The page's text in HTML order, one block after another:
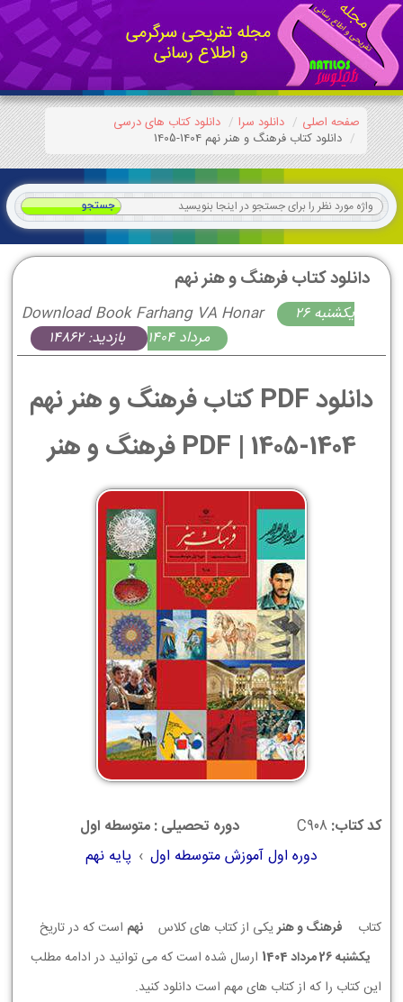
صفحه اصلی دانلود سرا
دانلود کتاب های درسی
دانلود کتاب فرهنگ و هنر نهم 1404-1405
دانلود کتاب فرهنگ و هنر نهم
Download Book Farhang VA Honar
يكشنبه 26
مرداد 1404
بازدید: 14862
دانلود PDF کتاب فرهنگ و هنر نهم
1404-1405 | PDF فرهنگ و هنر
کد کتاب:C908
دوره تحصیلی : متوسطه اول
دوره اول آموزش متوسطه اول › پایه نهم
کتاب فرهنگ و هنریکی از کتاب های کلاس نهم است که در تاریخ
يكشنبه 26 مرداد 1404
ارسال شده است که می توانید در ادامه مطلب
این کتاب را که از کتاب های مهم است دانلود کنید.